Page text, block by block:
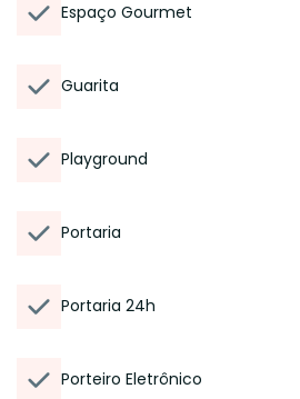
Espaço Gourmet
Guarita
Playground
Portaria
Portaria 24h
Porteiro Eletrônico